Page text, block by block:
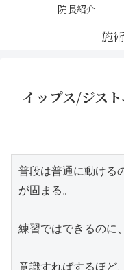
院長紹介
イップス/ジス
普段は普通に動ける
が固まる。
練習ではできるのに
意識すればするほど